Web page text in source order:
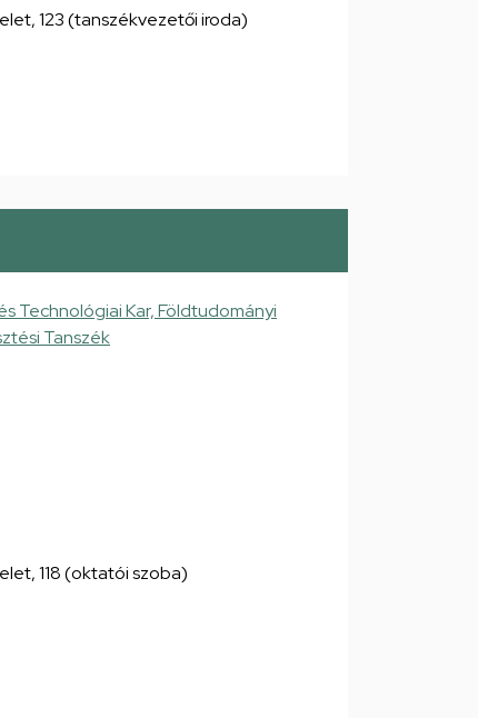
123 (tanszékvezetői iroda)
Technológiai Kar, Földtudományi
Tanszék
118 (oktatói szoba)